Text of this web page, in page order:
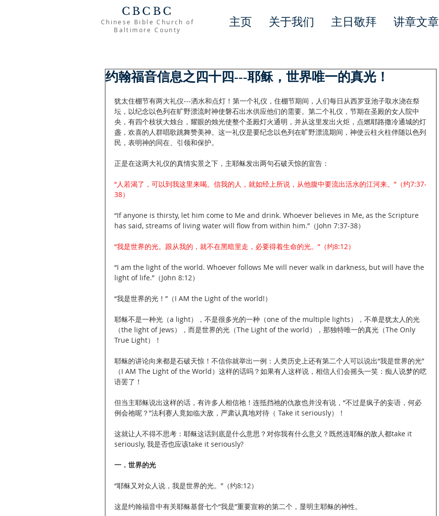
CBCBC
Chinese Bible Church of
Baltimore County
主页 关于我们 主日敬拜 讲章文章
约翰福音信息之四十四---耶稣，世界唯一的真光！
犹太住棚节有两大礼仪---洒水和点灯！第一个礼仪，住棚节期间，人们每日从西罗亚池子取水浇在祭
坛，以纪念以色列在旷野漂流时神使磐石出水供应他们的需要。第二个礼仪，节期在圣殿的女人院中
央，有四个枝状大烛台，耀眼的烛光使整个圣殿灯火通明，并从这里发出火炬，点燃耶路撒冷通城的灯
盏，欢喜的人群唱歌跳舞赞美神。这一礼仪是要纪念以色列在旷野漂流期间，神使云柱火柱伴随以色列
民，表明神的同在、引领和保护。
正是在这两大礼仪的真情实景之下，主耶稣发出两句石破天惊的宣告：
“人若渴了，可以到我这里来喝。信我的人，就如经上所说，从他腹中要流出活水的江河来。”（约7:37-
38）
“If anyone is thirsty, let him come to Me and drink. Whoever believes in Me, as the Scripture
has said, streams of living water will flow from within him.”（John 7:37-38）
“我是世界的光。跟从我的，就不在黑暗里走，必要得着生命的光。”（约8:12）
“I am the light of the world. Whoever follows Me will never walk in darkness, but will have the
light of life.”（John 8:12）
“我是世界的光！”（I AM the Light of the world!）
耶稣不是一种光（a light），不是很多光的一种（one of the multiple lights），不单是犹太人的光
（the light of Jews），而是世界的光（The Light of the world），那独特唯一的真光（The Only
True Light）！
耶稣的讲论向来都是石破天惊！不信你就举出一例：人类历史上还有第二个人可以说出“我是世界的光”
（I AM The Light of the World）这样的话吗？如果有人这样说，相信人们会摇头一笑：痴人说梦的呓
语罢了！
但当主耶稣说出这样的话，有许多人相信祂！连抵挡祂的仇敌也并没有说，“不过是疯子的妄语，何必
例会祂呢？”法利赛人竟如临大敌，严肃认真地对待（ Take it seriously）！
这就让人不得不思考：耶稣这话到底是什么意思？对你我有什么意义？既然连耶稣的敌人都take it
seriously, 我是否也应该take it seriously?
一．世界的光
“耶稣又对众人说，我是世界的光。”（约8:12）
这是约翰福音中有关耶稣基督七个“我是”重要宣称的第二个，显明主耶稣的神性。